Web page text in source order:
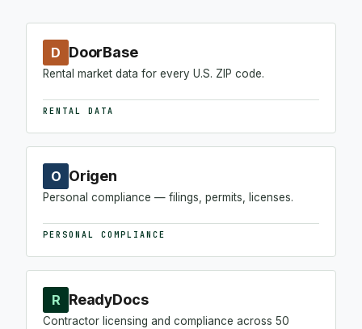
D DoorBase
Rental market data for every U.S. ZIP code.
RENTAL DATA
O Origen
Personal compliance — filings, permits, licenses.
PERSONAL COMPLIANCE
R ReadyDocs
Contractor licensing and compliance across 50